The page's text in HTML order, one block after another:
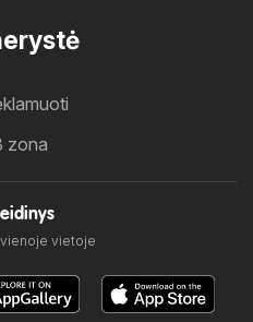
zona
vietoje